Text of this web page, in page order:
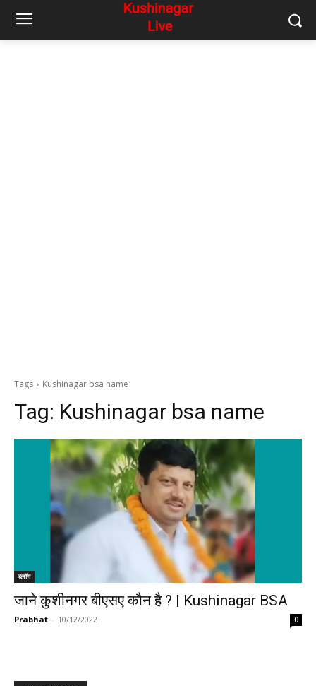
Tags Kushinagar bsa name
Tag: Kushinagar bsa name
ब्लॉग
जाने कुशीनगर बीएसए कौन है ? | Kushinagar BSA
Prabhat - 10/12/2022 0